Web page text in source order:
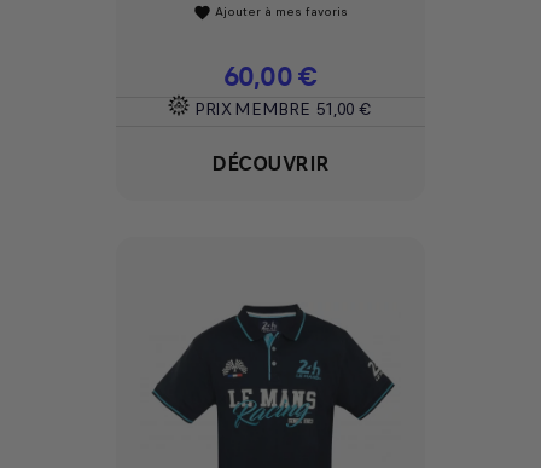
favorite Ajouter à mes favoris
Prix
60,00 €
PRIX MEMBRE 51,00 €
DÉCOUVRIR